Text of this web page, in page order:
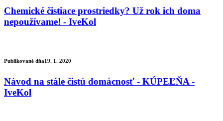
Chemické čistiace prostriedky? Už rok ich doma
nepoužívame! - IveKol
Publikované dňa19. 1. 2020
Návod na stále čistú domácnosť - KÚPEĽŇA -
IveKol